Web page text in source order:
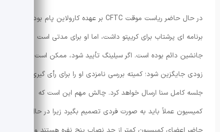
در حال حاضر ریاست موقت CFTC بر عهده کارولاین پام بود که
برنامه ای پرشتاب برای کریپتو داشت، اما او برای مدتی است منتظر
جانشین دائم بوده است. اگر سیلینگ تأیید شود، ممکن است به
زودی جایگزین شود؛ کمیته بررسی نامزدی او را برای رأی گیری به
جلسه کامل سنا ارسال خواهد کرد. چالش مهم این است که
کمیسیون عملاً باید به صورت فردی تصمیم بگیرد زیرا در حال